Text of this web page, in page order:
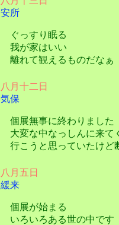
安所
ぐっすり眠る
我が家はいい
離れて観えるものだなぁ
八月十二日
気保
個展無事に終わりました
大変な中なっしんに来て
行こうと思っていたけど
八月五日
緩来
個展が始まる
いろいろある世の中です